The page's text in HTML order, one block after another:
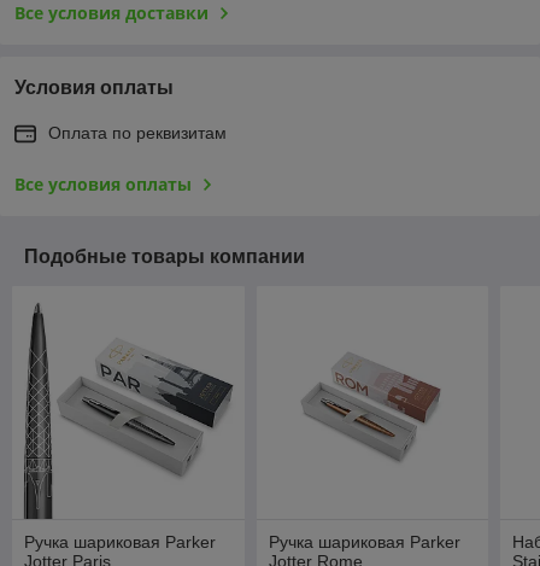
Все условия доставки
Условия оплаты
Оплата по реквизитам
Все условия оплаты
Подобные товары компании
Ручка шариковая Parker
Jotter Paris
Ручка шариковая Parker
Jotter Rome